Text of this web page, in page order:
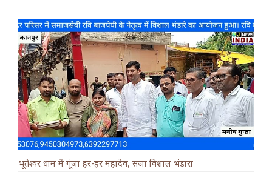
भूतेश्वर धाम में गूंजा हर-हर महादेव, सजा विशाल भंडारा